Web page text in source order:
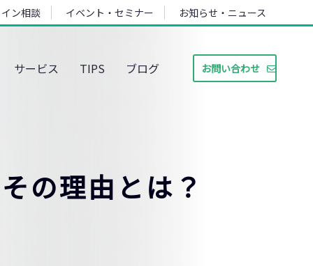
ン相談 イベント・セミナー お知らせ・ニュース
サービス TIPS ブログ お問い合わせ
の理由とは？